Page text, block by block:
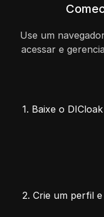
Use um
acessar e
1. Baixe o
2. Crie um perfil